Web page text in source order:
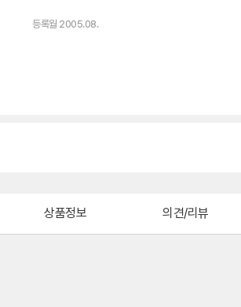
등록월 2005.08.
상품정보 의견/리뷰